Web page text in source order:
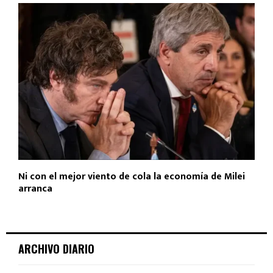
Ni con el mejor viento de cola la economía de Milei
arranca
ARCHIVO DIARIO